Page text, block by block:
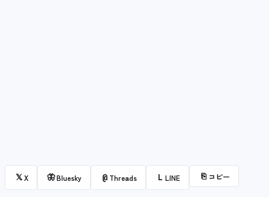
𝕏X 🦋Bluesky @ Threads L LINE ⎘ コピー